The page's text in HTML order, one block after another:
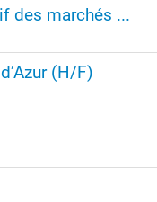
des marchés ...
(H/F)